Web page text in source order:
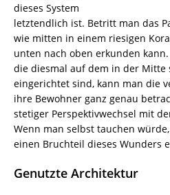
dieses System
letztendlich ist. Betritt man das
wie mitten in einem riesigen
unten nach oben erkunden
die diesmal auf dem in der Mitte
eingerichtet sind, kann man die
ihre Bewohner ganz genau
stetiger Perspektivwechsel mit
Wenn man selbst tauchen
einen Bruchteil dieses Wunders
Genutzte Architektur